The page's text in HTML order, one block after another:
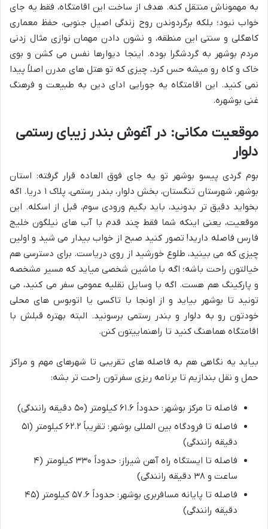
به مهموناش منتقل کنه. هدف از ساخت این اقامتگاه، فقط یه جای
خواب نبود؛ بلکه برگردوندن روح زندگی اصیل جنوبی، حفظ معماری
کاهگلی و سنتی این منطقه، و نشون دادن مهمان نوازی مثال زدنی
مردم بوشهر به گردشگرا بوده. اینجا دیوارها نفس می کشن و بوی
خاک و کاه رو میشه حس کرد، چیزی که تو هتل های مدرن اصلاً پیدا
نمی کنید. این اقامتگاه یه جورایی ادای دین به طبیعت و فرهنگ
غنی بوشهره.
موقعیت مکانی: در آغوش بندر زیبای رستمی
دلوار
بوم گردی پیسو بوشهر تو یه جای فوق العاده قرار گرفته: استان
بوشهر، شهرستان تنگستان، بخش دلوار، بندر رستمی، پلاک ۱ دریا. اگه
بخواید دقیق تر بدونید، باید بگیم ورودی سوم، قبل از اسکله. این
موقعیت، یعنی اینکه شما فقط چند قدم با آب های نیلگون خلیج
فارس فاصله دارید! تصور کنید صبح از خواب بیدار می شید و اولین
چیزی که می بینید، طلوع خورشید از روی دریاست. برای دسترسی هم
خیالتون راحت باشه؛ اگه با ماشین شخصی میاید که مسیر مشخصه
و پارکینگ هم هست. اگه با وسایل نقلیه عمومی سفر می کنید، می
تونید تا بوشهر بیاید و از اونجا با تاکسی یا اتوبوس های محلی
خودتون رو به دلوار و بندر رستمی برسونید. البته بهتره قبلش با
اقامتگاه هماهنگ کنید تا راهنماییتون کنن.
بیاید یه نگاهی هم به فاصله های تقریبی تا شهرهای مهم و مراکز
حمل و نقل بندازیم تا برنامه ریزی سفرتون راحت تر بشه:
فاصله تا مرکز بوشهر: حدوداً ۶۱.۶ کیلومتر (۵۰ دقیقه رانندگی)
فاصله تا فرودگاه بین المللی بوشهر: تقریباً ۶۲.۲ کیلومتر (۵۱
دقیقه رانندگی)
فاصله تا ایستگاه راه آهن شیراز: حدوداً ۳۳۰ کیلومتر (۴
ساعت و ۳۸ دقیقه رانندگی)
فاصله تا پایانه مسافربری بوشهر: حدوداً ۵۷.۶ کیلومتر (۴۵
دقیقه رانندگی)